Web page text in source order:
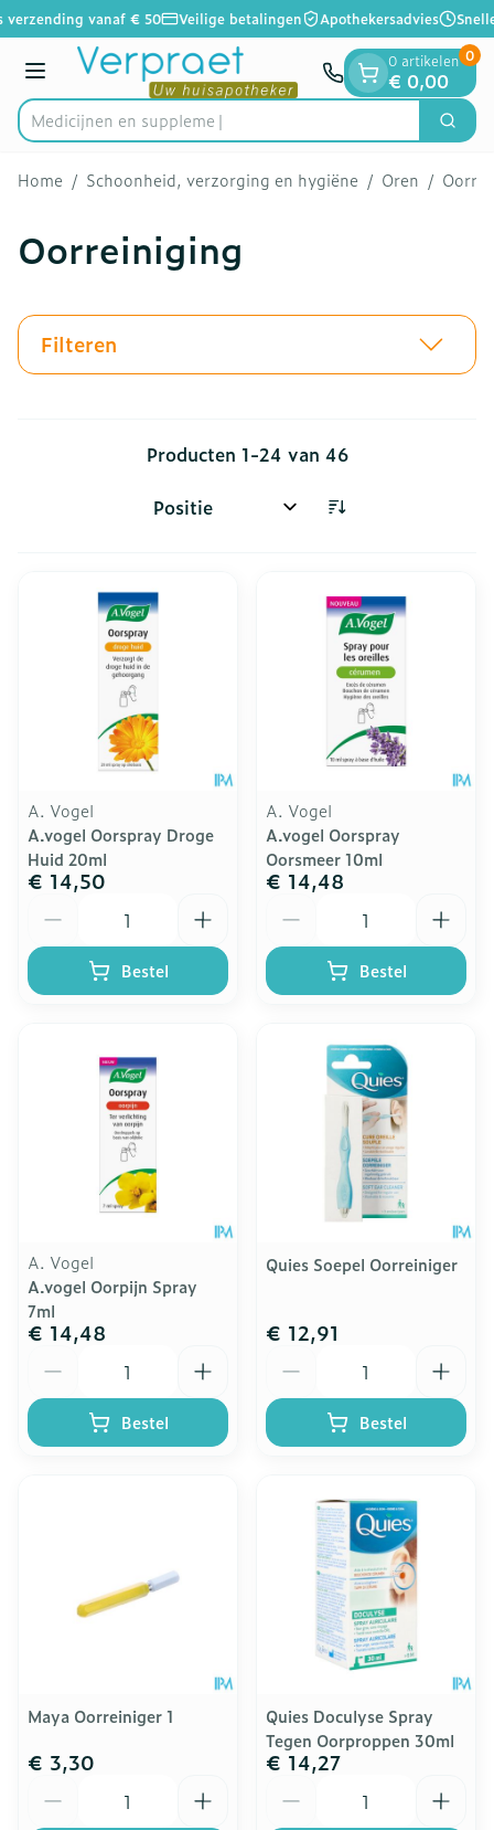
Ga naar de inhoud
1 van 1vanaf € 50 Veilige betalingen Apothekersadvies
Menu
Product, merk, categorie...
Med Zoek
0 artikelen
€ 0,00
0
Home / Schoonheid, verzorging en hygiëne / Oren /
Oorreiniging
Filteren
Producten 1-24 van 46
Sorteer op:
A. Vogel
A.vogel Oorspray Droge
Huid 20ml
€ 14,50
Bestel
A. Vogel
A.vogel Oorspray
Oorsmeer 10ml
€ 14,48
Bestel
A. Vogel
A.vogel Oorpijn Spray
7ml
€ 14,48
Bestel
Quies Soepel Oorreiniger
€ 12,91
Bestel
Maya Oorreiniger 1
€ 3,30
Quies Doculyse Spray
Tegen Oorproppen 30ml
€ 14,27